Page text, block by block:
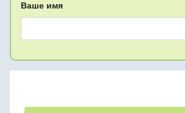
Ваше имя